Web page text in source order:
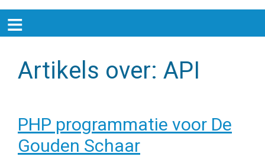
inhoud
gaan
≡
Artikels over: API
PHP programmatie voor De
Gouden Schaar